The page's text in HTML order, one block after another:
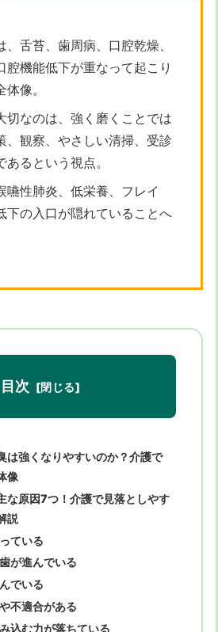
舌苔、歯周病、口腔乾燥、
腔機能低下が重なって起こり
像。
切なのは、強く磨くことでは
、観察、やさしい清掃、受診
るという視点。
嚥性肺炎、低栄養、フレイ
下の入口が隠れていることへ
目次
は強くなりやすいのか？介護で
像
な原因7つ！介護で見落としやす
説
ている
が進んでいる
でいる
不適合がある
込む力が落ちている